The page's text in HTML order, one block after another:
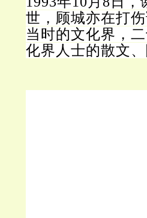
世，顾城亦在打
当时的文化界，
化界人士的散文